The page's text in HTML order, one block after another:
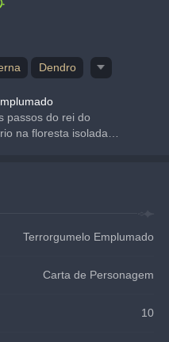
Dendro
passos do rei do
na floresta isolada…
Terrorgumelo Emplumado
Carta de Personagem
10